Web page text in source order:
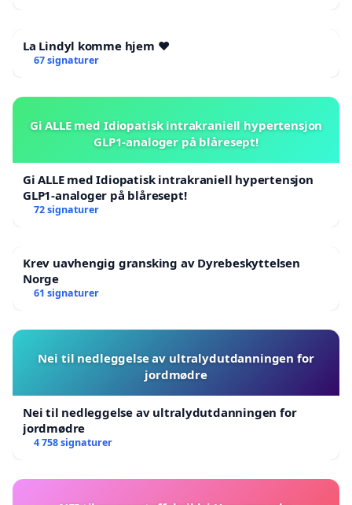
La Lindyl komme hjem ❤️
67 signaturer
Gi ALLE med Idiopatisk intrakraniell hypertensjon
GLP1-analoger på blåresept!
Gi ALLE med Idiopatisk intrakraniell hypertensjon
GLP1-analoger på blåresept!
72 signaturer
Krev uavhengig gransking av Dyrebeskyttelsen
Norge
61 signaturer
Nei til nedleggelse av ultralydutdanningen for
jordmødre
Nei til nedleggelse av ultralydutdanningen for
jordmødre
4 758 signaturer